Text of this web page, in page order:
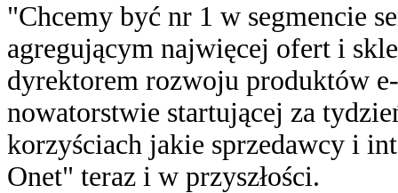
"Chcemy być nr 1 w segmencie
agregującym najwięcej ofert i
dyrektorem rozwoju produktów
nowatorstwie startującej za
korzyściach jakie sprzedawcy i
Onet" teraz i w przyszłości.